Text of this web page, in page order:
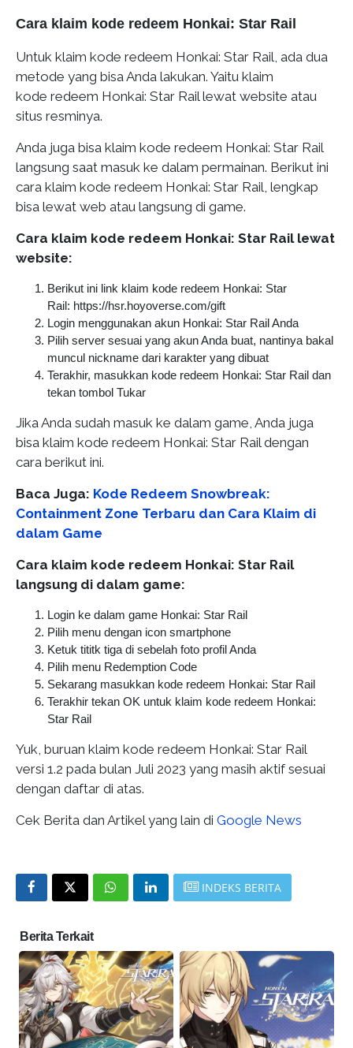
Cara klaim kode redeem Honkai: Star Rail
Untuk klaim kode redeem Honkai: Star Rail, ada dua
metode yang bisa Anda lakukan. Yaitu klaim
kode redeem Honkai: Star Rail lewat website atau
situs resminya.
Anda juga bisa klaim kode redeem Honkai: Star Rail
langsung saat masuk ke dalam permainan. Berikut ini
cara klaim kode redeem Honkai: Star Rail, lengkap
bisa lewat web atau langsung di game.
Cara klaim kode redeem Honkai: Star Rail lewat
website:
Berikut ini link klaim kode redeem Honkai: Star
Rail: https://hsr.hoyoverse.com/gift
Login menggunakan akun Honkai: Star Rail Anda
Pilih server sesuai yang akun Anda buat, nantinya bakal
muncul nickname dari karakter yang dibuat
Terakhir, masukkan kode redeem Honkai: Star Rail dan
tekan tombol Tukar
Jika Anda sudah masuk ke dalam game, Anda juga
bisa klaim kode redeem Honkai: Star Rail dengan
cara berikut ini.
Baca Juga: Kode Redeem Snowbreak:
Containment Zone Terbaru dan Cara Klaim di
dalam Game
Cara klaim kode redeem Honkai: Star Rail
langsung di dalam game:
Login ke dalam game Honkai: Star Rail
Pilih menu dengan icon smartphone
Ketuk tititk tiga di sebelah foto profil Anda
Pilih menu Redemption Code
Sekarang masukkan kode redeem Honkai: Star Rail
Terakhir tekan OK untuk klaim kode redeem Honkai:
Star Rail
Yuk, buruan klaim kode redeem Honkai: Star Rail
versi 1.2 pada bulan Juli 2023 yang masih aktif sesuai
dengan daftar di atas.
Cek Berita dan Artikel yang lain di Google News
INDEKS BERITA
Berita Terkait